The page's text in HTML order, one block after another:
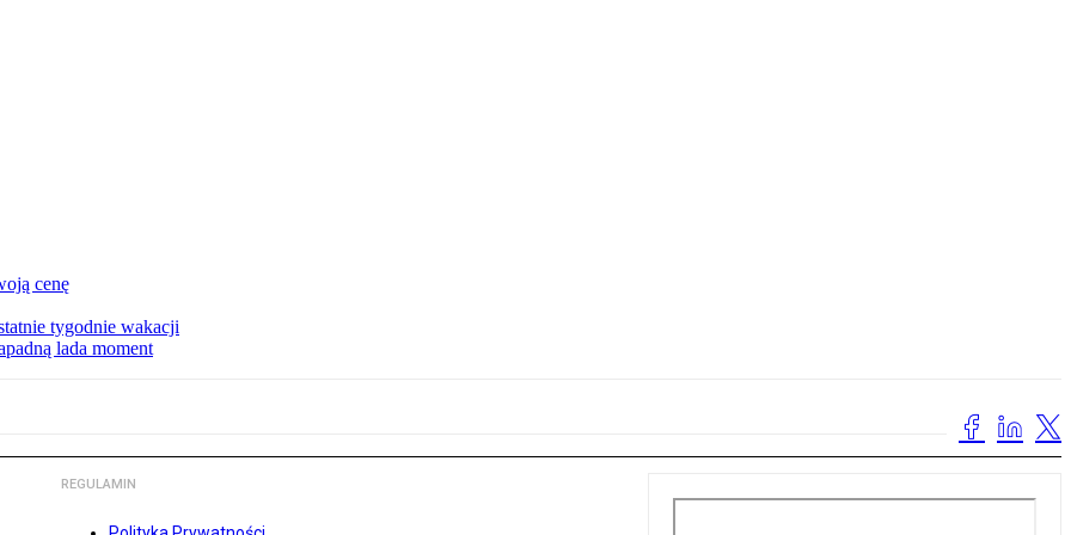
cenę
tygodnie wakacji
lada moment
REGULAMIN